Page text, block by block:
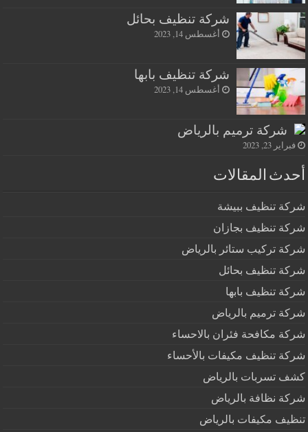
شركة تنظيف بحائل
أغسطس 14, 2023
شركة تنظيف بابها
أغسطس 14, 2023
شركة ترميم بالرياض
فبراير 23, 2023
أحدث المقالات
شركة تنظيف ببيشة
شركة تنظيف بجازان
شركة تركيب ستائر بالرياض
شركة تنظيف بحائل
شركة تنظيف بابها
شركة ترميم بالرياض
شركة مكافحة فئران بالاحساء
شركة تنظيف مكيفات بالأحساء
كشف تسربات بالرياض
شركة نظافة بالرياض
تنظيف مكيفات بالرياض